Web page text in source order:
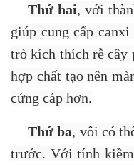
Thứ hai, với
giúp cung cấp
trò kích thích rễ cây
hợp chất tạo nên
cứng cáp hơn.
Thứ ba, vôi có
trước. Với tính kiềm